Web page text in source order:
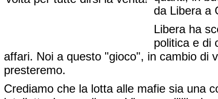
da Libera a
Libera ha
politica e di
affari. Noi a questo "gioco", in cambio di
presteremo.
Crediamo che la lotta alle mafie sia una